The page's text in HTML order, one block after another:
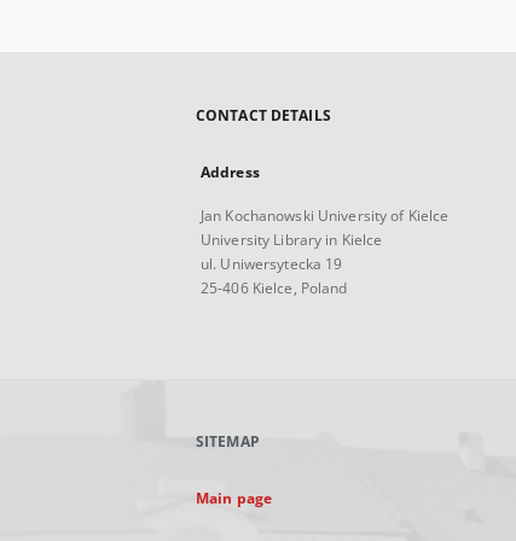
CONTACT DETAILS
Address
Jan Kochanowski University of Kielce
University Library in Kielce
ul. Uniwersytecka 19
25-406 Kielce, Poland
SITEMAP
Main page